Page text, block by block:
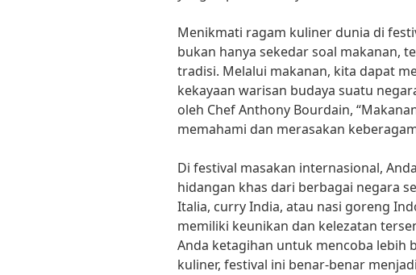
Menikmati ragam kuliner dunia di
bukan hanya sekedar soal makanan,
tradisi. Melalui makanan, kita dapat
kekayaan warisan budaya suatu
oleh Chef Anthony Bourdain,
memahami dan merasakan
Di festival masakan internasional,
hidangan khas dari berbagai negara
Italia, curry India, atau nasi goreng
memiliki keunikan dan kelezatan
Anda ketagihan untuk mencoba lebih
kuliner, festival ini benar-benar